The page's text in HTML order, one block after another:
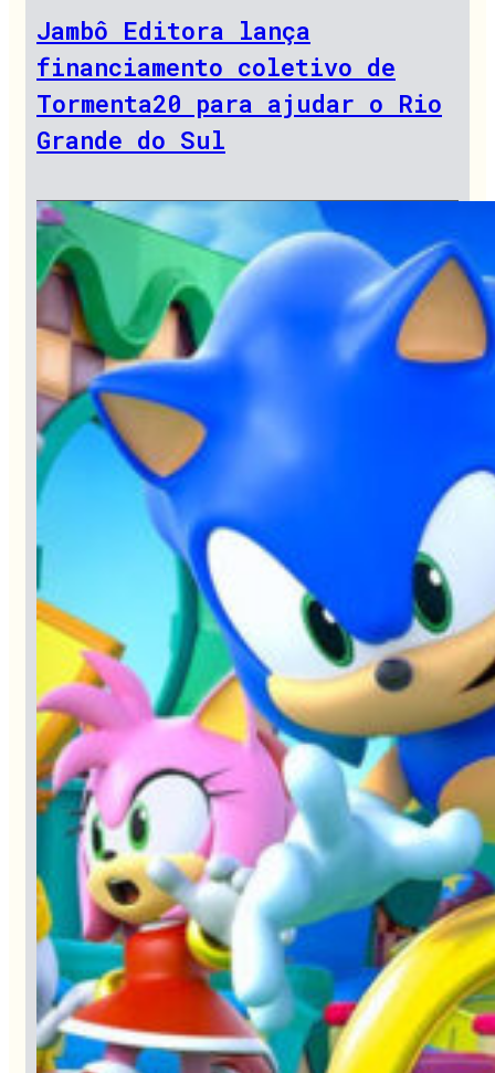
Jambô Editora lança
financiamento coletivo de
Tormenta20 para ajudar o Rio
Grande do Sul